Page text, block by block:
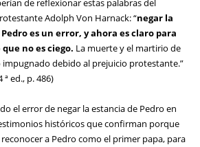
de reflexionar estas palabras del
Adolph Von Harnack: “negar la
es un error, y ahora es claro para
no es ciego. La muerte y el martirio de
impugnado debido al prejuicio protestante.”
ed., p. 486)
el error de negar la estancia de Pedro en
históricos que confirman porque
a Pedro como el primer papa, para